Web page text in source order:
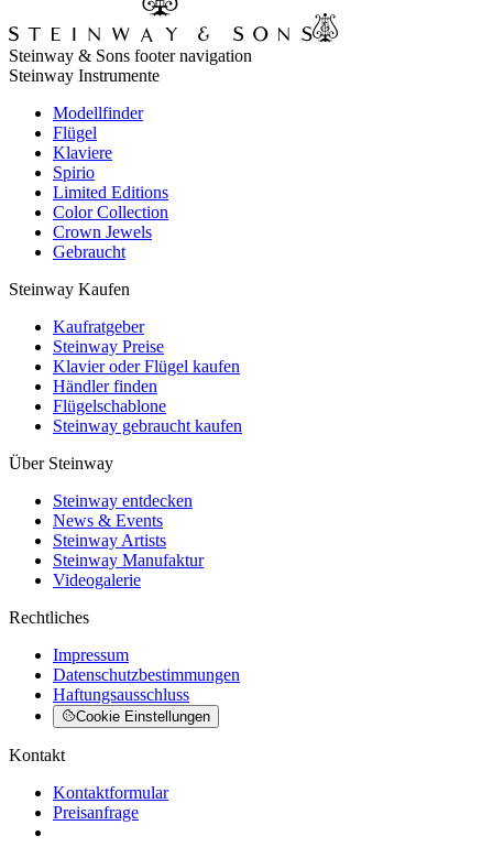
Steinway & Sons footer navigation
Steinway Instrumente
Modellfinder
Flügel
Klaviere
Spirio
Limited Editions
Color Collection
Crown Jewels
Gebraucht
Steinway Kaufen
Kaufratgeber
Steinway Preise
Klavier oder Flügel kaufen
Händler finden
Flügelschablone
Steinway gebraucht kaufen
Über Steinway
Steinway entdecken
News & Events
Steinway Artists
Steinway Manufaktur
Videogalerie
Rechtliches
Impressum
Datenschutzbestimmungen
Haftungsausschluss
Cookie Einstellungen
Kontakt
Kontaktformular
Preisanfrage